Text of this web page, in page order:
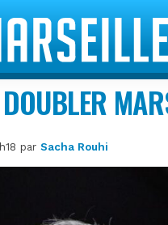
parSacha Rouhi